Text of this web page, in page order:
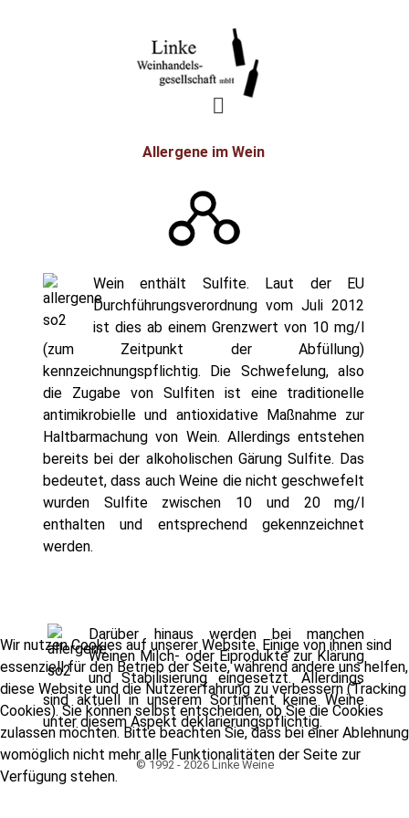
Allergene im Wein
Wein enthält Sulfite. Laut der EU
Durchführungsverordnung vom Juli 2012
ist dies ab einem Grenzwert von 10 mg/l
(zum Zeitpunkt der Abfüllung)
kennzeichnungspflichtig. Die Schwefelung, also
die Zugabe von Sulfiten ist eine traditionelle
antimikrobielle und antioxidative Maßnahme zur
Haltbarmachung von Wein. Allerdings entstehen
bereits bei der alkoholischen Gärung Sulfite. Das
bedeutet, dass auch Weine die nicht geschwefelt
wurden Sulfite zwischen 10 und 20 mg/l
enthalten und entsprechend gekennzeichnet
werden.
Darüber hinaus werden bei manchen
Weinen Milch- oder Eiprodukte zur Klärung
und Stabilisierung eingesetzt. Allerdings
sind aktuell in unserem Sortiment keine Weine
unter diesem Aspekt deklarierungspflichtig.
© 1992 - 2026 Linke Weine
Wir nutzen Cookies auf unserer Website. Einige von ihnen sind
essenziell für den Betrieb der Seite, während andere uns helfen,
diese Website und die Nutzererfahrung zu verbessern (Tracking
Cookies). Sie können selbst entscheiden, ob Sie die Cookies
zulassen möchten. Bitte beachten Sie, dass bei einer Ablehnung
womöglich nicht mehr alle Funktionalitäten der Seite zur
Verfügung stehen.